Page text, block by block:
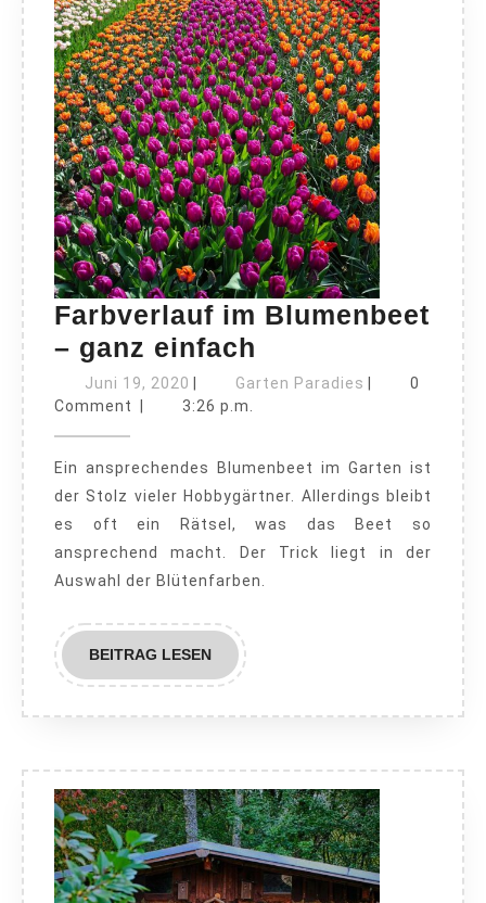
Farbverlauf im Blumenbeet
– ganz einfach
im
ganz
einfach
Juni 19, 2020 Juni
19,
Garten Paradies Garten
0
Comment
3:26 p.m.
Ein ansprechendes Blumenbeet im Garten ist
der Stolz vieler Hobbygärtner. Allerdings bleibt
es oft ein Rätsel, was das Beet so
ansprechend macht. Der Trick liegt in der
Auswahl der Blütenfarben.
BEITRAG LESENBEITRAG
LESEN